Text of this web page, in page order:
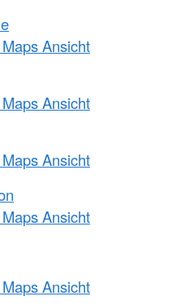
Ansicht
Ansicht
Ansicht
Ansicht
Ansicht